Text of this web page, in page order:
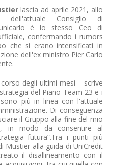
lascia ad aprile 2021, allo
dell'attuale Consiglio di
è lo stesso Ceo di
confermando i rumors
che si erano intensificati in
dell'ex ministro Pier Carlo
degli ultimi mesi – scrive
del Piano Team 23 e i
più in linea con l'attuale
Di conseguenza
il Gruppo alla fine del mio
in modo da consentire al
futura”.Tra i punti più
Mustier alla guida di UniCredit
il disallineamento con il